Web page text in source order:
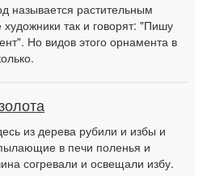
называется растительным
так и говорят: "Пишу
Но видов этого орнамента в
из дерева рубили и избы и
в печи поленья и
согревали и освещали избу.